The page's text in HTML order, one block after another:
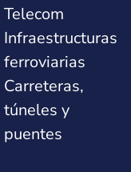
Telecom
Infraestructuras
ferroviarias
Carreteras,
túneles y
puentes